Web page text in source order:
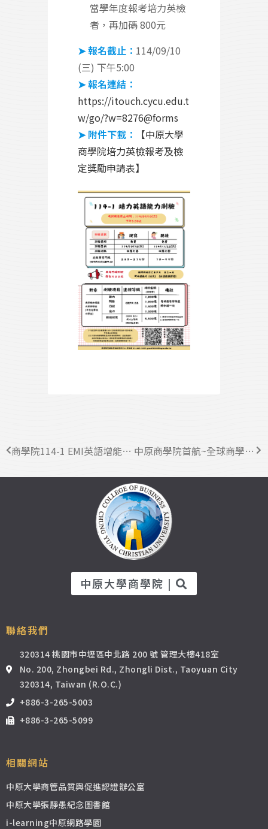
當學年度報考培力英檢
者，再加碼 800元
➤ 報名截止： 114/09/10
(三) 下午5:00
➤ 報名連結：
https://itouch.cycu.edu.t
w/go/?w=8276@forms
➤ 附件下載：
【中原大學
商學院培力英檢報考及檢
定獎勵申請表】
商學院114-1 EMI英語增能系列活動歡迎老師報名 中原商學院首航~全球商學院玄奘之路戈壁挑戰賽
中原大學商學院 |
聯絡我們
320314 桃園市中壢區中北路 200 號 管理大樓418室
No. 200, Zhongbei Rd., Zhongli Dist., Taoyuan City
320314, Taiwan (R.O.C.)
+886-3-265-5003
+886-3-265-5099
相關網站
中原大學商管品質與促進認證辦公室
中原大學張靜愚紀念圖書館
i-learning中原網路學園